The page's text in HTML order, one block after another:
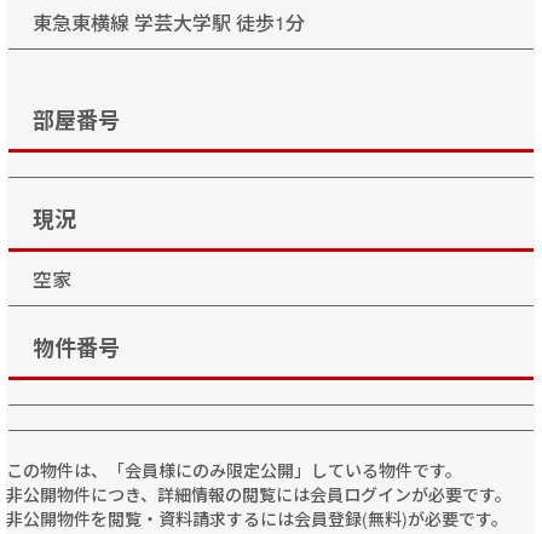
東急東横線 学芸大学駅 徒歩1分
部屋番号
現況
空家
物件番号
この物件は、「会員様にのみ限定公開」している物件です。
非公開物件につき、詳細情報の閲覧には会員ログインが必要です。
非公開物件を閲覧・資料請求するには会員登録(無料)が必要です。